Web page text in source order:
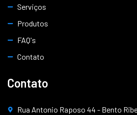
Serviços
Produtos
FAQ's
Contato
Contato
Rua Antonio Raposo 44 - Bento